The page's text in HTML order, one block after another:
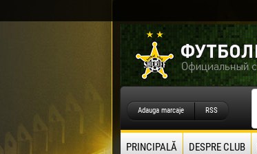
Adauga marcaje RSS
PRINCIPALĂ DESPRE CLUB